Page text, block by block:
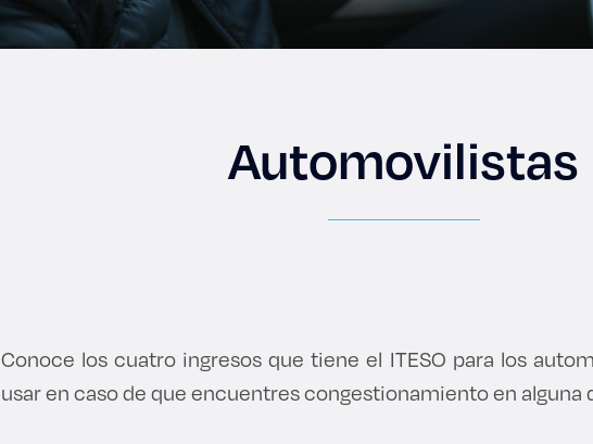
Automovilistas
Conoce los cuatro ingresos que tiene el ITESO para los
usar en caso de que encuentres congestionamiento en alguna